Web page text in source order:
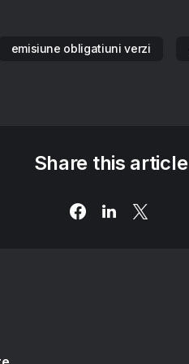
emisiune obligatiuni verzi
Share this article